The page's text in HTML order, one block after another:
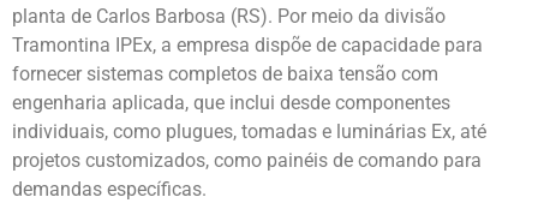
planta de Carlos Barbosa (RS). Por meio da divisão
Tramontina IPEx, a empresa dispõe de capacidade para
fornecer sistemas completos de baixa tensão com
engenharia aplicada, que inclui desde componentes
individuais, como plugues, tomadas e luminárias Ex, até
projetos customizados, como painéis de comando para
demandas específicas.